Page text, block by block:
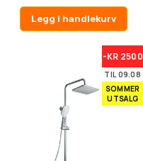
Legg i handlekurv
-KR 2500
TIL 09.08
SOMMER
UTSALG